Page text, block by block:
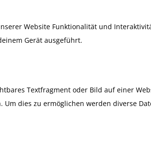
Website Funktionalität und
Gerät ausgeführt.
Textfragment oder Bild auf einer
dies zu ermöglichen werden diverse